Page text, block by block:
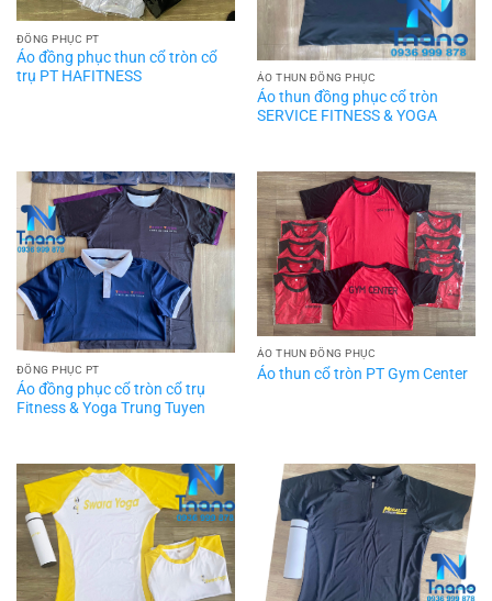
ĐỒNG PHỤC PT
Áo đồng phục thun cổ tròn cổ
trụ PT HAFITNESS
ÁO THUN ĐỒNG PHỤC
Áo thun đồng phục cổ tròn
SERVICE FITNESS & YOGA
ĐỒNG PHỤC PT
Áo đồng phục cổ tròn cổ trụ
Fitness & Yoga Trung Tuyen
ÁO THUN ĐỒNG PHỤC
Áo thun cổ tròn PT Gym Center